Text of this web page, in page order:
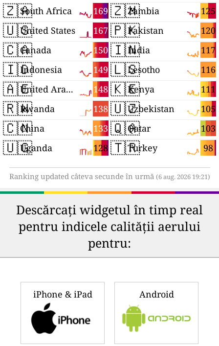
🇿🇦 169
South Africa
🇺🇸 167
United States
🇨🇦 150
Canada
🇮🇩 149
Indonesia
🇦🇪 148
United Arab Emirates
🇷🇼 138
Rwanda
🇨🇳 133
China
🇺🇬 128
Uganda
🇿🇲 125
Zambia
🇵🇰 120
Pakistan
🇮🇳 117
India
🇱🇸 116
Lesotho
🇰🇪 111
Kenya
🇺🇿 105
Uzbekistan
🇶🇦 103
Qatar
🇹🇷 98
Turkey
Ranking updated câteva secunde în urmă (6 aug. 2026 19:21)
Descărcați widgetul în timp real
pentru indicele calității aerului
pentru:
iPhone & iPad Android